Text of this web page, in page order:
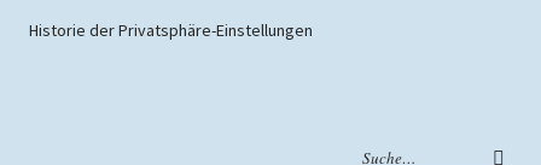
Historie der Privatsphäre-Einstellungen